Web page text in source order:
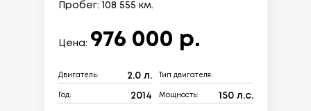
Пробег: 108 555 км.
Цена: 976 000 р.
Двигатель: 2.0 л. Тип двигателя:
Год: 2014 Мощность: 150 л.с.